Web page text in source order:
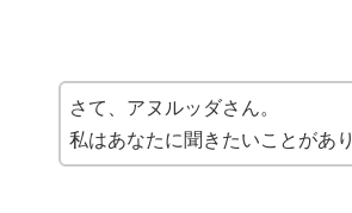
さて、アヌルッダさん。
私はあなたに聞きたいことがあり